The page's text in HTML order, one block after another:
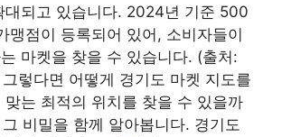
대되고 있습니다. 2024년 기준 500
맹점이 등록되어 있어, 소비자들이
마켓을 찾을 수 있습니다. (출처:
렇다면 어떻게 경기도 마켓 지도를
맞는 최적의 위치를 찾을 수 있을까
비밀을 함께 알아봅니다. 경기도